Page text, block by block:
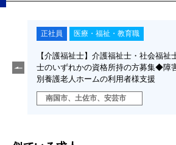
正社員 医療・福祉・教育職
【介護福祉士】介護福祉士・社会福祉
士のいずれかの資格所持の方募集◆障
別養護老人ホームの利用者様支援
南国市、土佐市、安芸市